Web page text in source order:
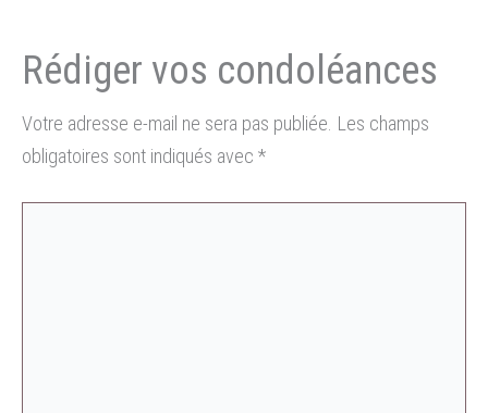
Votre adresse e-mail ne sera pas publiée. Les champs
obligatoires sont indiqués avec *